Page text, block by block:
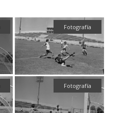
Fotografía
Fotografía